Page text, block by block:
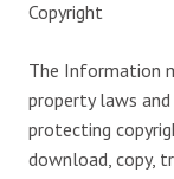
Copyright
The Information
property laws
protecting
download, copy,